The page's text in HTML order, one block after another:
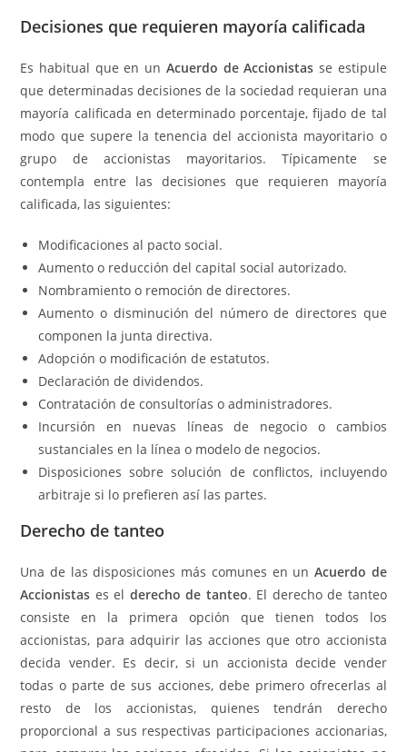
Decisiones que requieren mayoría calificada
Es habitual que en un Acuerdo de Accionistas se estipule
que determinadas decisiones de la sociedad requieran una
mayoría calificada en determinado porcentaje, fijado de tal
modo que supere la tenencia del accionista mayoritario o
grupo de accionistas mayoritarios. Típicamente se
contempla entre las decisiones que requieren mayoría
calificada, las siguientes:
Modificaciones al pacto social.
Aumento o reducción del capital social autorizado.
Nombramiento o remoción de directores.
Aumento o disminución del número de directores que
componen la junta directiva.
Adopción o modificación de estatutos.
Declaración de dividendos.
Contratación de consultorías o administradores.
Incursión en nuevas líneas de negocio o cambios
sustanciales en la línea o modelo de negocios.
Disposiciones sobre solución de conflictos, incluyendo
arbitraje si lo prefieren así las partes.
Derecho de tanteo
Una de las disposiciones más comunes en un Acuerdo de
Accionistas es el derecho de tanteo. El derecho de tanteo
consiste en la primera opción que tienen todos los
accionistas, para adquirir las acciones que otro accionista
decida vender. Es decir, si un accionista decide vender
todas o parte de sus acciones, debe primero ofrecerlas al
resto de los accionistas, quienes tendrán derecho
proporcional a sus respectivas participaciones accionarias,